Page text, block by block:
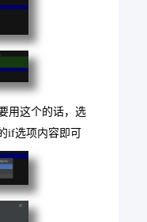
用这个的话，选
if选项内容即可